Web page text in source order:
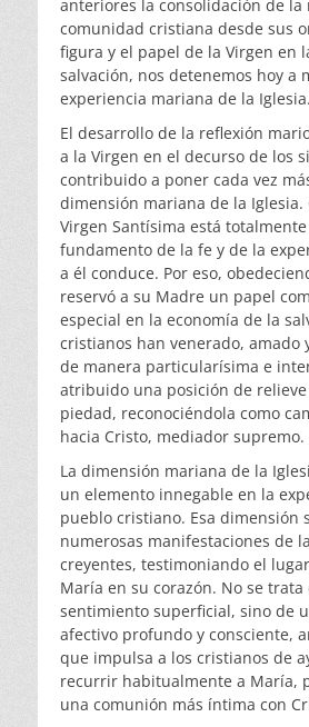
anteriores la consolidación de la
comunidad cristiana desde sus
figura y el papel de la Virgen en
salvación, nos detenemos hoy a
experiencia mariana de la Iglesia.
El desarrollo de la reflexión
a la Virgen en el decurso de los
contribuido a poner cada vez
dimensión mariana de la Iglesia.
Virgen Santísima está
fundamento de la fe y de la
a él conduce. Por eso,
reservó a su Madre un papel
especial en la economía de la
cristianos han venerado, amado
de manera particularísima e
atribuido una posición de
piedad, reconociéndola como
hacia Cristo, mediador supremo.
La dimensión mariana de la
un elemento innegable en la
pueblo cristiano. Esa dimensión
numerosas manifestaciones de
creyentes, testimoniando el
María en su corazón. No se trata
sentimiento superficial, sino de
afectivo profundo y consciente,
que impulsa a los cristianos de
recurrir habitualmente a María,
una comunión más íntima con